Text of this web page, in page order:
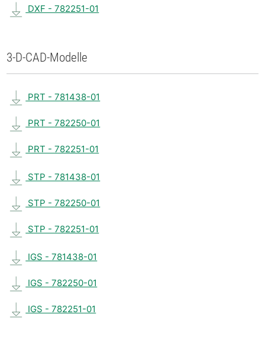
DXF - 782251-01
3-D-CAD-Modelle
PRT - 781438-01
PRT - 782250-01
PRT - 782251-01
STP - 781438-01
STP - 782250-01
STP - 782251-01
IGS - 781438-01
IGS - 782250-01
IGS - 782251-01